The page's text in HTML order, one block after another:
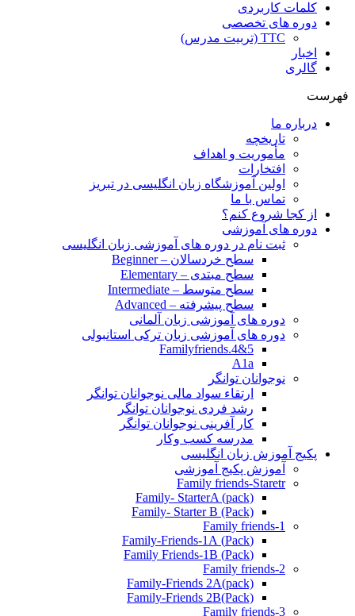
کلمات کاربردی
دوره های تخصصی
TTC (تربیت مدرس)
اخبار
گالری
فهرست
درباره ما
تاریخچه
مأموریت و اهداف
افتخارات
اولین آموزشگاه زبان انگلیسی در تبریز
تماس با ما
از کجا شروع کنم؟
دوره های آموزشی
ثبت نام در دوره های آموزشی زبان انگلیسی
سطح خردسالان – Beginner
سطح مبتدی – Elementary
سطح متوسط – Intermediate
سطح پیشرفته – Advanced
دوره های آموزشی زبان آلمانی
دوره های آموزشی زبان ترکی استانبولی
Familyfriends.4&5
A1a
نوجوانان توانگر
ارتقاء سواد مالی نوجوانان توانگر
رشد فردی نوجوانان توانگر
کار آفرینی نوجوانان توانگر
مدرسه کسب وکار
پکیج آموزش زبان انگلیسی
آموزش پکیج آموزشی
Family friends-Staretr
Family- StarterA (pack)
Family- Starter B (Pack)
Family friends-1
(Pack) Family-Friends-1A
(Pack) Family Friends-1B
Family friends-2
Family-Friends 2A(pack)
Family-Friends 2B(Pack)
Family friends-3